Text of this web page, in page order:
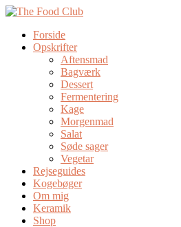
Forside
Opskrifter
Aftensmad
Bagværk
Dessert
Fermentering
Kage
Morgenmad
Salat
Søde sager
Vegetar
Rejseguides
Kogebøger
Om mig
Keramik
Shop